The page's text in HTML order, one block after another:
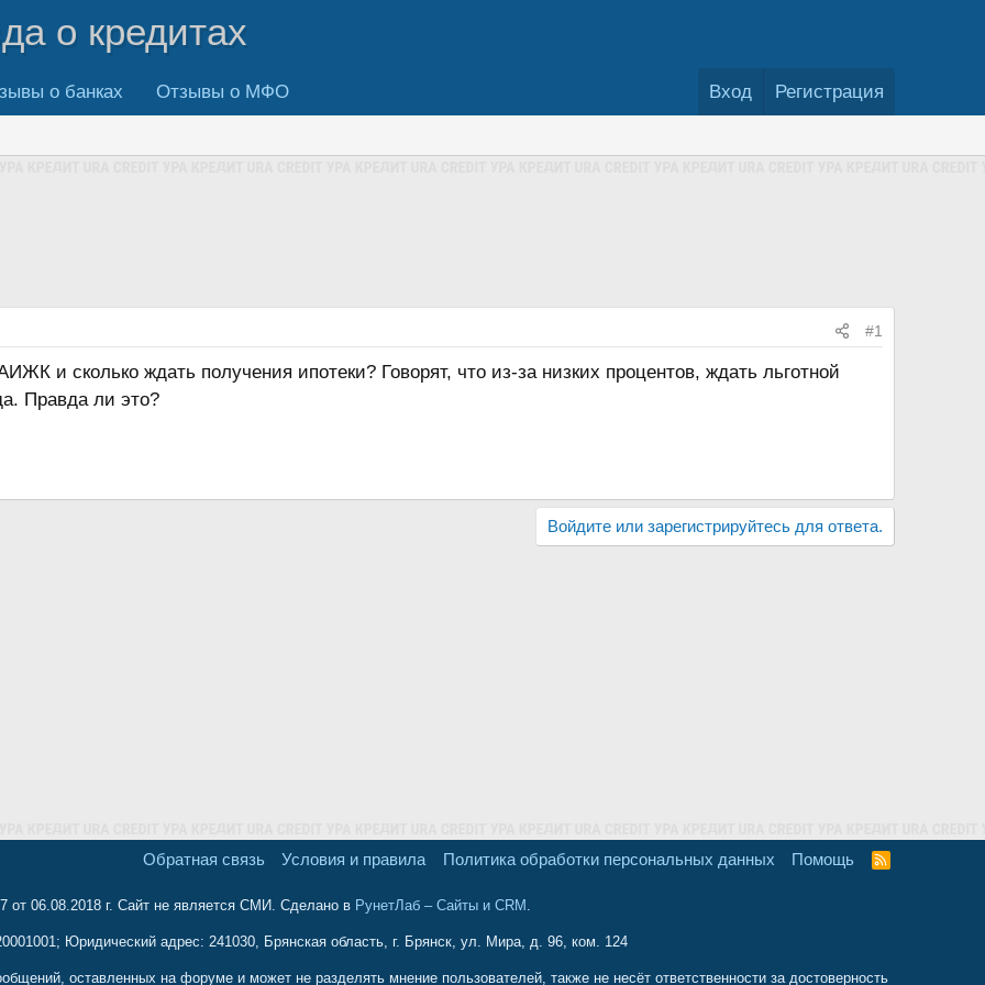
о кредитах
о банках Отзывы о МФО Вход Регистрация
#1
и сколько ждать получения ипотеки? Говорят, что из-за низких процентов, ждать льготной
Правда ли это?
Войдите или зарегистрируйтесь для ответа.
Обратная связь Условия и правила Политика обработки персональных данных Помощь
от 06.08.2018 г. Сайт не является СМИ. Сделано в РунетЛаб – Сайты и CRM .
Юридический адрес: 241030, Брянская область, г. Брянск, ул. Мира, д. 96, ком. 124
оставленных на форуме и может не разделять мнение пользователей, также не несёт ответственности за достоверность